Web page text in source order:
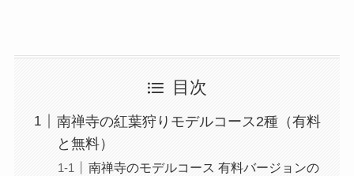
目次
南禅寺の紅葉狩りモデルコース2種（有料
と無料）
南禅寺のモデルコース 有料バージョンの